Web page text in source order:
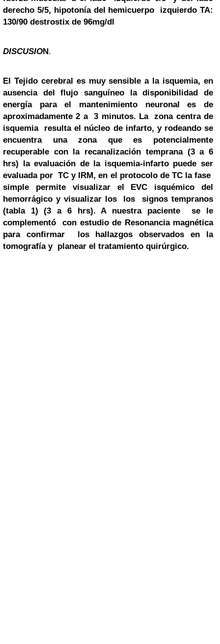
derecho 5/5, hipotonía del hemicuerpo izquierdo TA:
130/90 destrostix de 96mg/dl
DISCUSION.
El Tejido cerebral es muy sensible a la isquemia, en
ausencia del flujo sanguíneo la disponibilidad de
energía para el mantenimiento neuronal es de
aproximadamente 2 a 3 minutos. La zona centra de
isquemia resulta el núcleo de infarto, y rodeando se
encuentra una zona que es potencialmente
recuperable con la recanalización temprana (3 a 6
hrs) la evaluación de la isquemia-infarto puede ser
evaluada por TC y IRM, en el protocolo de TC la fase
simple permite visualizar el EVC isquémico del
hemorrágico y visualizar los los signos tempranos
(tabla 1) (3 a 6 hrs). A nuestra paciente se le
complementó con estudio de Resonancia magnética
para confirmar los hallazgos observados en la
tomografía y planear el tratamiento quirúrgico.